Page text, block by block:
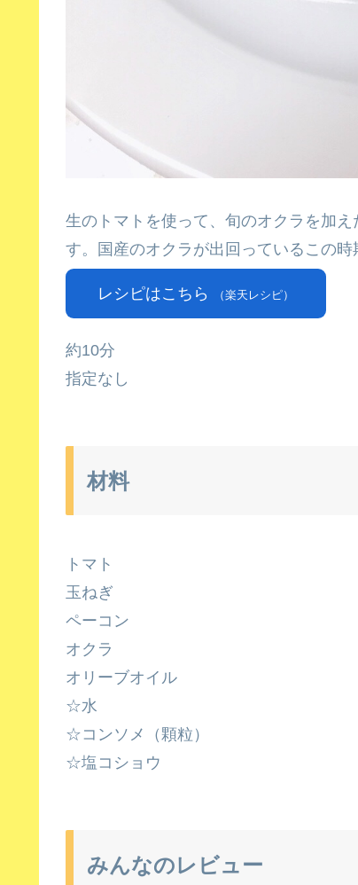
生のトマトを使って、旬のオクラを加
す。国産のオクラが出回っているこの時
レシピはこちら （楽天レシピ）
約10分
指定なし
材料
トマト
玉ねぎ
ペーコン
オクラ
オリーブオイル
☆水
☆コンソメ（顆粒）
☆塩コショウ
みんなのレビュー